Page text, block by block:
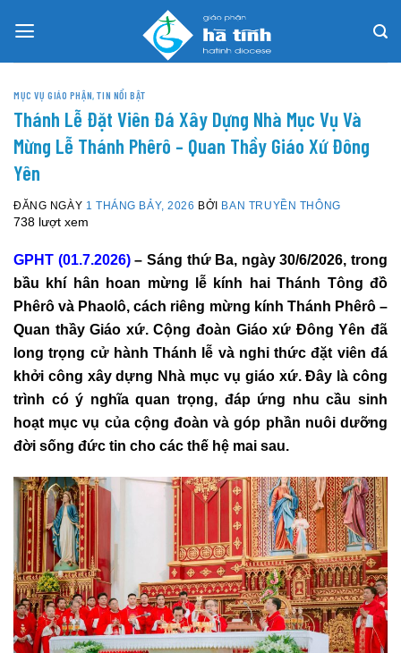
MỤC VỤ GIÁO PHẬN,TIN NỔI BẬT
Thánh Lễ Đặt Viên Đá Xây Dựng Nhà Mục Vụ Và
Mừng Lễ Thánh Phêrô – Quan Thầy Giáo Xứ Đông
Yên
ĐĂNG NGÀY 1 THÁNG BẢY, 2026 BỞI BAN TRUYỀN THÔNG
738 lượt xem
GPHT (01.7.2026)– Sáng thứ Ba, ngày 30/6/2026, trong
bầu khí hân hoan mừng lễ kính hai Thánh Tông đồ
Phêrô và Phaolô, cách riêng mừng kính Thánh Phêrô –
Quan thầy Giáo xứ. Cộng đoàn Giáo xứ Đông Yên đã
long trọng cử hành Thánh lễ và nghi thức đặt viên đá
khởi công xây dựng Nhà mục vụ giáo xứ. Đây là công
trình có ý nghĩa quan trọng, đáp ứng nhu cầu sinh
hoạt mục vụ của cộng đoàn và góp phần nuôi dưỡng
đời sống đức tin cho các thế hệ mai sau.